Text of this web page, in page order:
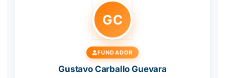
GC
FUNDADOR
Gustavo Carballo Guevara